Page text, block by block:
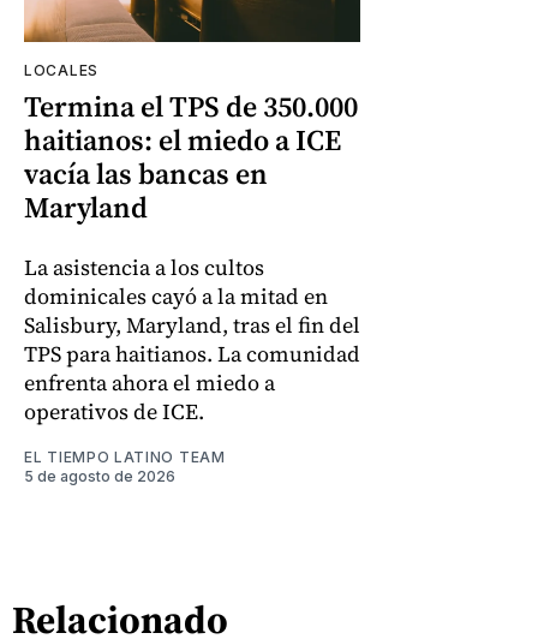
LOCALES
Termina el TPS de 350.000
haitianos: el miedo a ICE
vacía las bancas en
Maryland
La asistencia a los cultos
dominicales cayó a la mitad en
Salisbury, Maryland, tras el fin del
TPS para haitianos. La comunidad
enfrenta ahora el miedo a
operativos de ICE.
EL TIEMPO LATINO TEAM
5 de agosto de 2026
Relacionado